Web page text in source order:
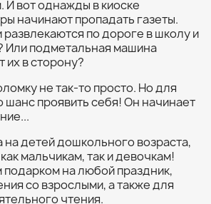
И вот однажды в киоске
начинают пропадать газеты.
по дороге в школу и
Или подметальная машина
их в сторону?
не так-то просто. Но для
шанс проявить себя! Он начинает
на детей дошкольного возраста,
мальчикам, так и девочкам!
на любой праздник,
со взрослыми, а также для
чтения.